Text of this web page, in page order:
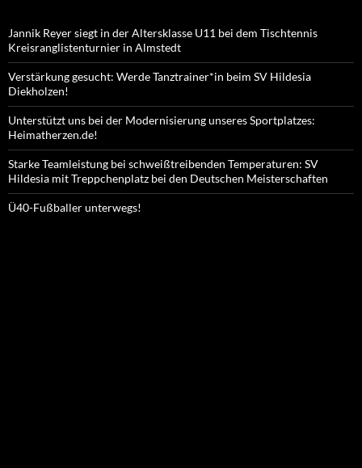
Jannik Reyer siegt in der Altersklasse U11 bei dem Tischtennis
Kreisranglistenturnier in Almstedt
Verstärkung gesucht: Werde Tanztrainer*in beim SV Hildesia
Diekholzen!
Unterstützt uns bei der Modernisierung unseres Sportplatzes:
Heimatherzen.de!
Starke Teamleistung bei schweißtreibenden Temperaturen: SV
Hildesia mit Treppchenplatz bei den Deutschen Meisterschaften
Ü40-Fußballer unterwegs!